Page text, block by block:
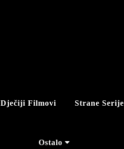
Dječiji Filmovi Strane Serije
Ostalo